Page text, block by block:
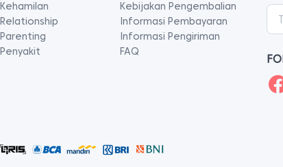
Kehamilan
Relationship
Parenting
Penyakit
Kebijakan Pengembalian
Informasi Pembayaran
Informasi Pengiriman
FAQ